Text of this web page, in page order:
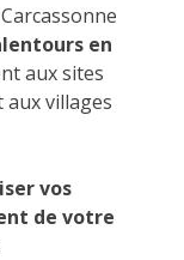
en
aux sites
villages
vos
de votre